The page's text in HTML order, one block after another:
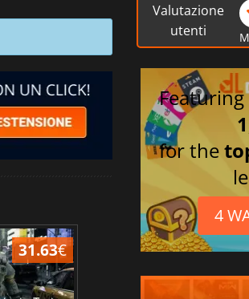
31.63€
Valutazione
utenti
for the
4